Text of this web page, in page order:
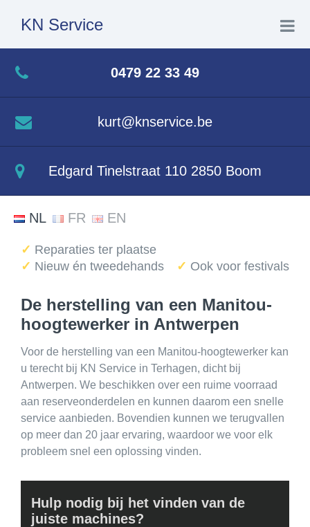
KN Service
Home
Nieuw
Crown
Contact
0479 22 33 49
kurt@knservice.be
Edgard Tinelstraat 110 2850 Boom
NL FR EN
✓ Reparaties ter plaatse
✓ Nieuw én tweedehands ✓ Ook voor festivals
De herstelling van een Manitou-
hoogtewerker in Antwerpen
Voor de herstelling van een Manitou-hoogtewerker kan
u terecht bij KN Service in Terhagen, dicht bij
Antwerpen. We beschikken over een ruime voorraad
aan reserveonderdelen en kunnen daarom een snelle
service aanbieden. Bovendien kunnen we terugvallen
op meer dan 20 jaar ervaring, waardoor we voor elk
probleem snel een oplossing vinden.
Hulp nodig bij het vinden van de
juiste machines?